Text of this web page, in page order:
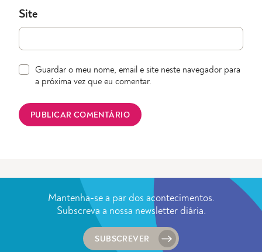
Site
Guardar o meu nome, email e site neste navegador para
a próxima vez que eu comentar.
Mantenha-se a par dos acontecimentos.
Subscreva a nossa newsletter diária.
SUBSCREVER